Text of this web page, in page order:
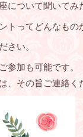
ついて聞いてみ
トってどんなもの
さい。
参加も可能です。
、その旨ご連絡く